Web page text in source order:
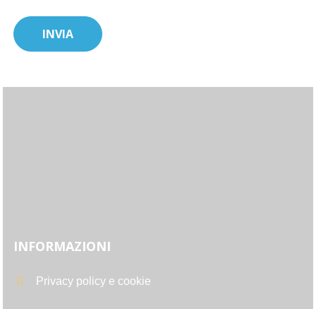
INFORMAZIONI
Privacy policy e cookie